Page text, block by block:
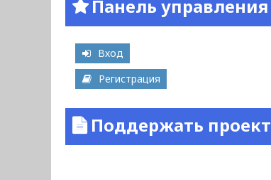
Панель управления
Вход
Регистрация
Поддержать проект